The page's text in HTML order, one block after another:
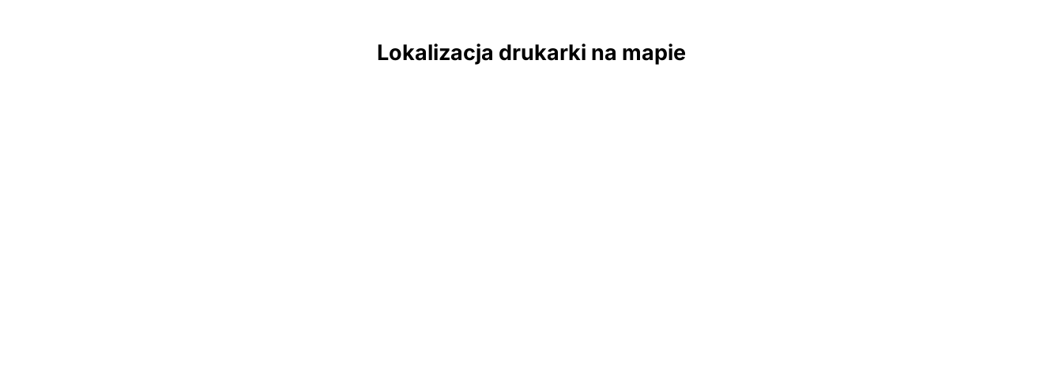
Lokalizacja drukarki na mapie